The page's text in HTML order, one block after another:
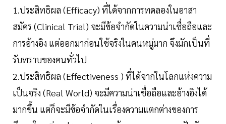
1.ประสิทธิผล (Efficacy) ที่ได้จากการทดลองในอาสา
สมัคร (Clinical Trial) จะมีข้อจำกัดในความน่าเชื่อถือและ
การอ้างอิง แต่ออกมาก่อนใช้จริงในคนหมู่มาก จึงมักเป็นที่
รับทราบของคนทั่วไป
2.ประสิทธิผล (Effectiveness ) ที่ได้จากในโลกแห่งความ
เป็นจริง (Real World) จะมีความน่าเชื่อถือและอ้างอิงได้
มากขึ้น แต่ก็จะมีข้อจำกัดในเรื่องความแตกต่างของการ